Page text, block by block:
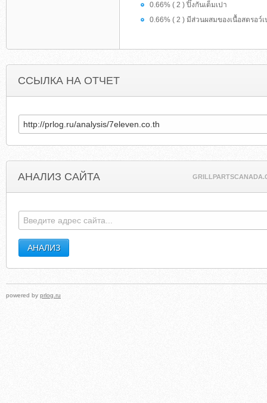
0.66% ( 2 ) ปิ๊งกันเต็มเปา
0.66% ( 2 ) มีส่วนผสมของเนื้อสตรอว์เ
ССЫЛКА НА ОТЧЕТ
АНАЛИЗ САЙТА
powered by prlog.ru